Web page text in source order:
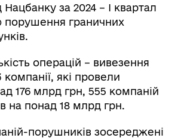
за 2024 – І квартал
порушення граничних
операцій – вивезення
компанії, які провели
176 млрд грн, 555 компаній
на понад 18 млрд грн.
порушників зосереджені